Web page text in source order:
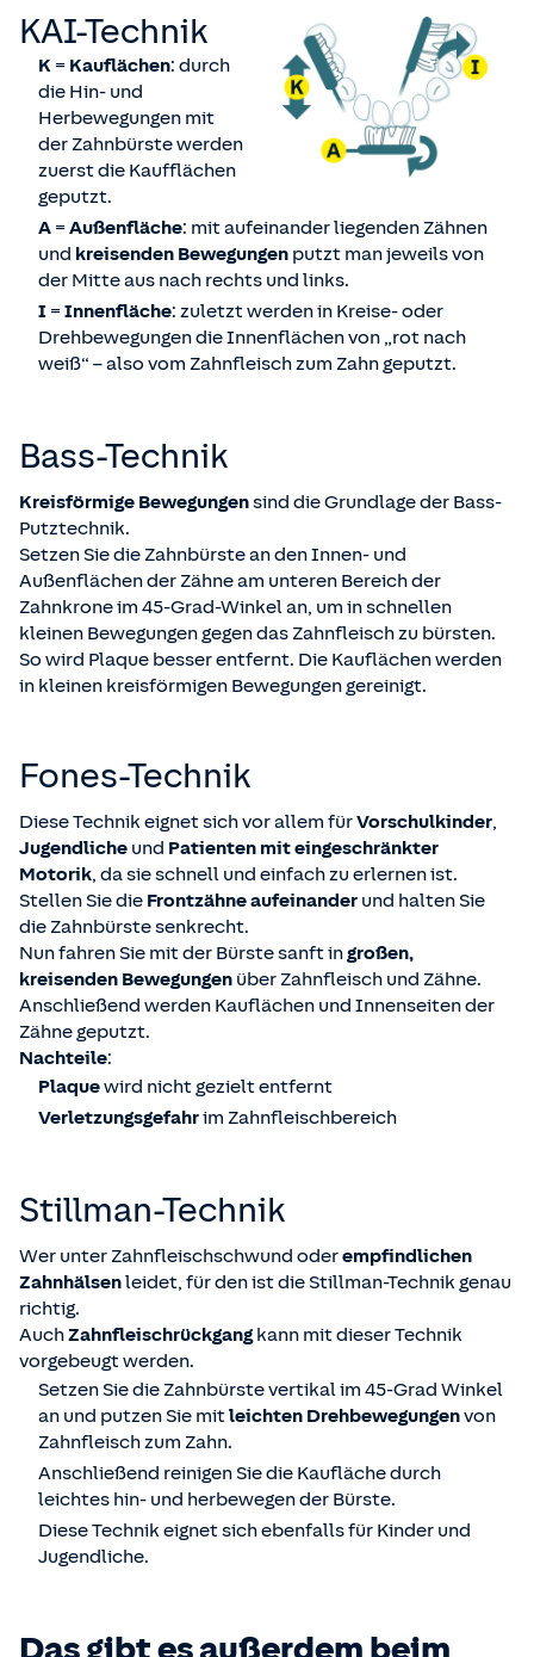
KAI-Technik
K = Kauflächen: durch
die Hin- und
Herbewegungen mit
der Zahnbürste werden
zuerst die Kaufflächen
geputzt.
A =Außenfläche: mit aufeinander liegenden Zähnen
und kreisenden Bewegungen putzt man jeweils von
der Mitte aus nach rechts und links.
I =Innenfläche: zuletzt werden in Kreise- oder
Drehbewegungen die Innenflächen von „rot nach
weiß“ – also vom Zahnfleisch zum Zahn geputzt.
Bass-Technik
Kreisförmige Bewegungensind die Grundlage der Bass-
Putztechnik.
Setzen Sie die Zahnbürste an den Innen- und
Außenflächen der Zähne am unteren Bereich der
Zahnkrone im 45-Grad-Winkel an, um in schnellen
kleinen Bewegungen gegen das Zahnfleisch zu bürsten.
So wird Plaque besser entfernt. Die Kauflächen werden
in kleinen kreisförmigen Bewegungen gereinigt.
Fones-Technik
Diese Technik eignet sich vor allem fürVorschulkinder,
Jugendliche und Patienten miteingeschränkter
Motorik, da sie schnell und einfach zu erlernen ist.
Stellen Sie die Frontzähne aufeinander und halten Sie
die Zahnbürste senkrecht.
Nun fahren Sie mit der Bürste sanft ingroßen,
kreisenden Bewegungen über Zahnfleisch und Zähne.
Anschließend werden Kauflächen und Innenseiten der
Zähne geputzt.
Nachteile:
Plaquewird nicht gezielt entfernt
Verletzungsgefahrim Zahnfleischbereich
Stillman-Technik
Wer unter Zahnfleischschwund oderempfindlichen
Zahnhälsenleidet, für den ist die Stillman-Technik genau
richtig.
AuchZahnfleischrückgangkann mit dieser Technik
vorgebeugt werden.
Setzen Sie die Zahnbürste vertikal im 45-Grad Winkel
an und putzen Sie mitleichten Drehbewegungenvon
Zahnfleisch zum Zahn.
Anschließend reinigen Sie die Kaufläche durch
leichtes hin- und herbewegen der Bürste.
Diese Technik eignet sich ebenfalls für Kinder und
Jugendliche.
Das gibt es außerdem beim